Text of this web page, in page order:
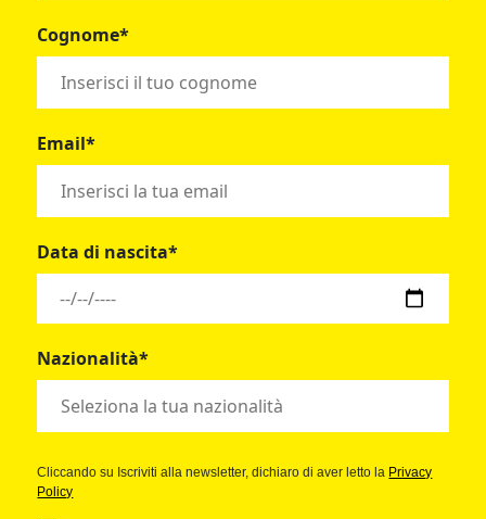
Cognome*
Email*
Data di nascita*
Nazionalità*
Cliccando su Iscriviti alla newsletter, dichiaro di aver letto la Privacy
Policy